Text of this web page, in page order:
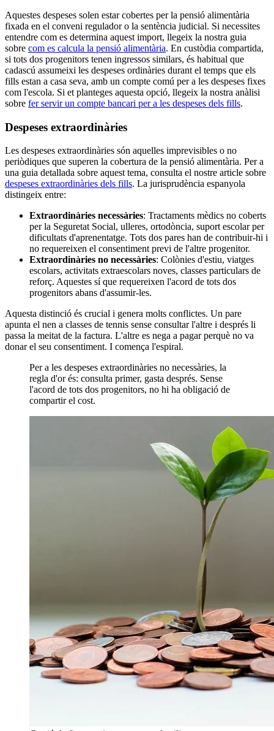
Aquestes despeses solen estar cobertes per la pensió alimentària
fixada en el conveni regulador o la sentència judicial. Si necessites
entendre com es determina aquest import, llegeix la nostra guia
sobre com es calcula la pensió alimentària. En custòdia compartida,
si tots dos progenitors tenen ingressos similars, és habitual que
cadascú assumeixi les despeses ordinàries durant el temps que els
fills estan a casa seva, amb un compte comú per a les despeses fixes
com l'escola. Si et planteges aquesta opció, llegeix la nostra anàlisi
sobre fer servir un compte bancari per a les despeses dels fills.
Despeses extraordinàries
Les despeses extraordinàries són aquelles imprevisibles o no
periòdiques que superen la cobertura de la pensió alimentària. Per a
una guia detallada sobre aquest tema, consulta el nostre article sobre
despeses extraordinàries dels fills. La jurisprudència espanyola
distingeix entre:
Extraordinàries necessàries: Tractaments mèdics no coberts
per la Seguretat Social, ulleres, ortodòncia, suport escolar per
dificultats d'aprenentatge. Tots dos pares han de contribuir-hi i
no requereixen el consentiment previ de l'altre progenitor.
Extraordinàries no necessàries: Colònies d'estiu, viatges
escolars, activitats extraescolars noves, classes particulars de
reforç. Aquestes sí que requereixen l'acord de tots dos
progenitors abans d'assumir-les.
Aquesta distinció és crucial i genera molts conflictes. Un pare
apunta el nen a classes de tennis sense consultar l'altre i després li
passa la meitat de la factura. L'altre es nega a pagar perquè no va
donar el seu consentiment. I comença l'espiral.
Per a les despeses extraordinàries no necessàries, la
regla d'or és: consulta primer, gasta després. Sense
l'acord de tots dos progenitors, no hi ha obligació de
compartir el cost.